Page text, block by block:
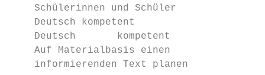
Schülerinnen und Schüler
    Deutsch kompetent
    Deutsch       kompetent
    Auf Materialbasis einen
    informierenden Text planen